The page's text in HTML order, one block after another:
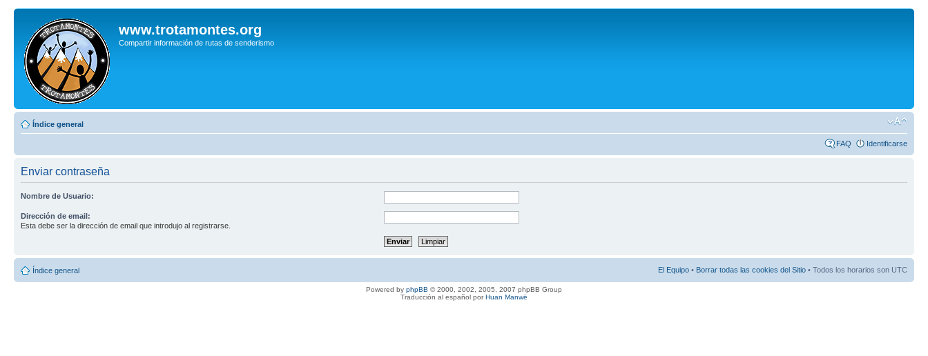
www.trotamontes.org
Compartir información de rutas de senderismo
Índice general
FAQ Identificarse
Enviar contraseña
Nombre de Usuario:
Dirección de email:
Esta debe ser la dirección de email que introdujo al registrarse.
Índice general El Equipo • Borrar todas las cookies del Sitio • Todos los horarios son UTC
Powered by phpBB © 2000, 2002, 2005, 2007 phpBB Group
Traducción al español porHuan Manwë